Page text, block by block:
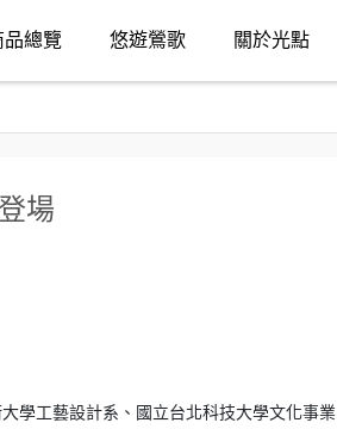
品總覽 悠遊鶯歌 關於光點
場
學工藝設計系、國立台北科技大學文化事業